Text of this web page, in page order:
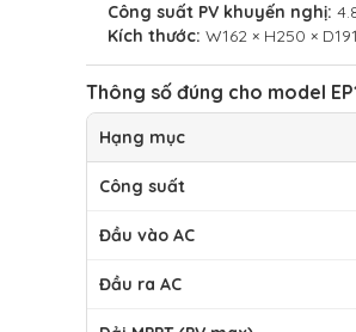
Công suất PV khuyến nghị:
Kích thước: W162 × H250 ×
Thông số đúng cho model
Hạng mục
Công suất
Đầu vào AC
Đầu ra AC